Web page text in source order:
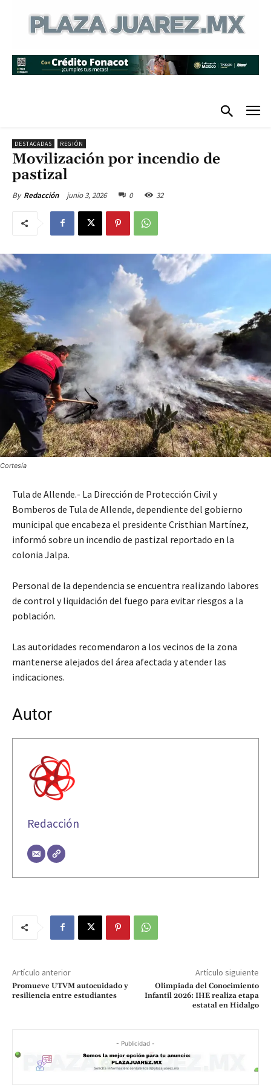
DESTACADAS REGIÓN
Movilización por incendio de
pastizal
By Redacción junio 3, 2026 0 32
Cortesía
Tula de Allende.- La Dirección de Protección Civil y
Bomberos de Tula de Allende, dependiente del gobierno
municipal que encabeza el presidente Cristhian Martínez,
informó sobre un incendio de pastizal reportado en la
colonia Jalpa.
Personal de la dependencia se encuentra realizando labores
de control y liquidación del fuego para evitar riesgos a la
población.
Las autoridades recomendaron a los vecinos de la zona
mantenerse alejados del área afectada y atender las
indicaciones.
Autor
Redacción
Artículo anterior
Promueve UTVM autocuidado y
resiliencia entre estudiantes
Artículo siguiente
Olimpiada del Conocimiento
Infantil 2026: IHE realiza etapa
estatal en Hidalgo
- Publicidad -